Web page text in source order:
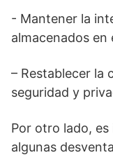
-⁢ Mantener la⁢
almacenados en
– Restablecer la
seguridad y
Por ⁢otro lado,
algunas